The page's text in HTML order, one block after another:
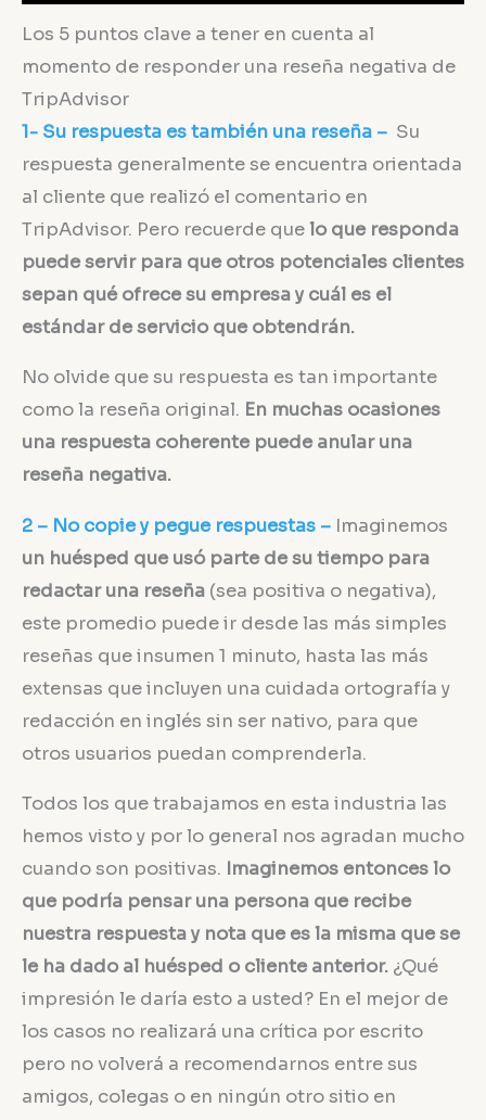
Los 5 puntos clave a tener en cuenta al
momento de responder una reseña negativa de
TripAdvisor
1- Su respuesta es también una reseña – Su
respuesta generalmente se encuentra orientada
al cliente que realizó el comentario en
TripAdvisor. Pero recuerde quelo que responda
puede servir para que otros potenciales clientes
sepan qué ofrece su empresa y cuál es el
estándar de servicio que obtendrán.
No olvide que su respuesta es tan importante
como la reseña original. En muchas ocasiones
una respuesta coherente puede anular una
reseña negativa.
2 – No copie y pegue respuestas – Imaginemos
un huésped que usó parte de su tiempo para
redactar una reseña (sea positiva o negativa),
este promedio puede ir desde las más simples
reseñas que insumen 1 minuto, hasta las más
extensas que incluyen una cuidada ortografía y
redacción en inglés sin ser nativo, para que
otros usuarios puedan comprenderla.
Todos los que trabajamos en esta industria las
hemos visto y por lo general nos agradan mucho
cuando son positivas. Imaginemos entonces lo
que podría pensar una persona que recibe
nuestra respuesta y nota que es la misma que se
le ha dado al huésped o cliente anterior. ¿Qué
impresión le daría esto a usted? En el mejor de
los casos no realizará una crítica por escrito
pero no volverá a recomendarnos entre sus
amigos, colegas o en ningún otro sitio en